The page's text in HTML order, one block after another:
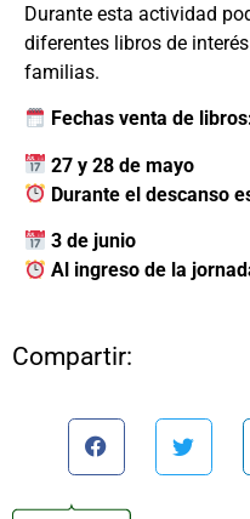
Durante esta actividad
diferentes libros de
familias.
Fechas venta de
27 y 28 de mayo
Durante el descanso
3 de junio
Al ingreso de la
Compartir: